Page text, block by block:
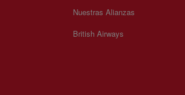
Nuestras Alianzas
British Airways